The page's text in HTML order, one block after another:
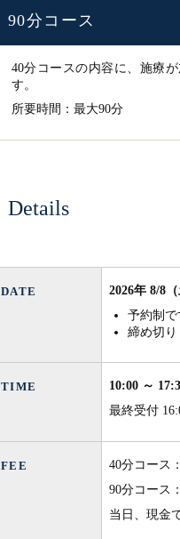
90分コース
40分コースの内容に、施療
す。
所要時間：最大90分
Details
DATE
2026年 8/8
予約制で
締め切
TIME
10:00 ～
最終受付
FEE
40分コース
90分コース
当日、現金